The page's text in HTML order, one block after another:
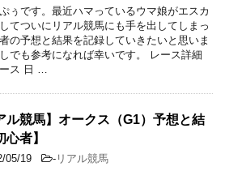
ぅです。最近ハマっているウマ娘がエスカ
てついにリアル競馬にも手を出してしまっ
の予想と結果を記録していきたいと思いま
でも参考になれば幸いです。 レース詳細
ス 日 …
ル競馬】オークス（G1）予想と結
心者】
05/19 - リアル競馬